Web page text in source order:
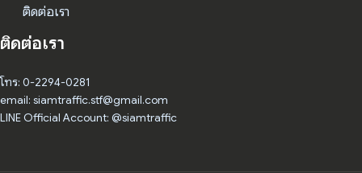
ติดต่อเรา
ติดต่อเรา
โทร: 0-2294-0281
email: siamtraffic.stf@gmail.com
LINE Official Account: @siamtraffic